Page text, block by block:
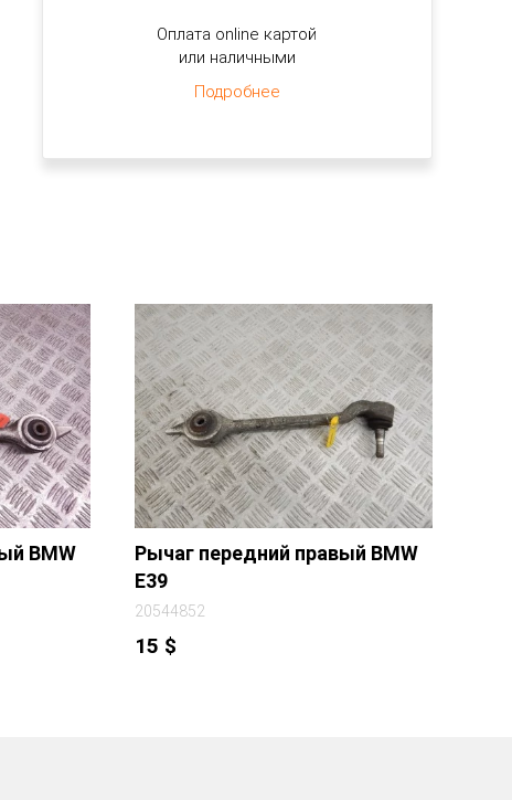
Оплата online картой
или наличными
Подробнее
BMW
Рычаг передний правый BMW
E39
20544852
15 $